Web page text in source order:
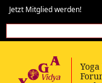
Jetzt Mitglied werden!